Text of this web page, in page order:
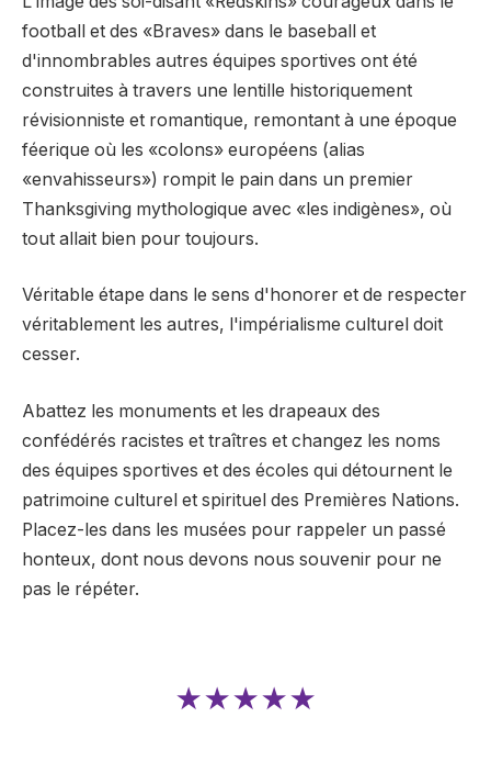
football et des «Braves» dans le baseball et
d'innombrables autres équipes sportives ont été
construites à travers une lentille historiquement
révisionniste et romantique, remontant à une époque
féerique où les «colons» européens (alias
«envahisseurs») rompit le pain dans un premier
Thanksgiving mythologique avec «les indigènes», où
tout allait bien pour toujours.
Véritable étape dans le sens d'honorer et de respecter
véritablement les autres, l'impérialisme culturel doit
cesser.
Abattez les monuments et les drapeaux des
confédérés racistes et traîtres et changez les noms
des équipes sportives et des écoles qui détournent le
patrimoine culturel et spirituel des Premières Nations.
Placez-les dans les musées pour rappeler un passé
honteux, dont nous devons nous souvenir pour ne
pas le répéter.
★★★★★